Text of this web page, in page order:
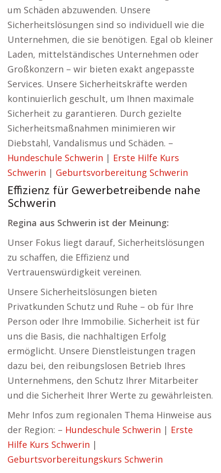
um Schäden abzuwenden. Unsere
Sicherheitslösungen sind so individuell wie die
Unternehmen, die sie benötigen. Egal ob kleiner
Laden, mittelständisches Unternehmen oder
Großkonzern – wir bieten exakt angepasste
Services. Unsere Sicherheitskräfte werden
kontinuierlich geschult, um Ihnen maximale
Sicherheit zu garantieren. Durch gezielte
Sicherheitsmaßnahmen minimieren wir
Diebstahl, Vandalismus und Schäden. –
Hundeschule Schwerin | Erste Hilfe Kurs
Schwerin | Geburtsvorbereitung Schwerin
Effizienz für Gewerbetreibende nahe
Schwerin
Regina aus Schwerin ist der Meinung:
Unser Fokus liegt darauf, Sicherheitslösungen
zu schaffen, die Effizienz und
Vertrauenswürdigkeit vereinen.
Unsere Sicherheitslösungen bieten
Privatkunden Schutz und Ruhe – ob für Ihre
Person oder Ihre Immobilie. Sicherheit ist für
uns die Basis, die nachhaltigen Erfolg
ermöglicht. Unsere Dienstleistungen tragen
dazu bei, den reibungslosen Betrieb Ihres
Unternehmens, den Schutz Ihrer Mitarbeiter
und die Sicherheit Ihrer Werte zu gewährleisten.
Mehr Infos zum regionalen Thema Hinweise aus
der Region: – Hundeschule Schwerin | Erste
Hilfe Kurs Schwerin |
Geburtsvorbereitungskurs Schwerin